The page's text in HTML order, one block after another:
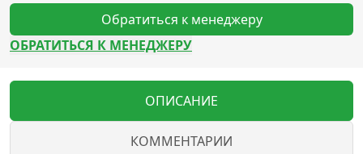
Обратиться к менеджеру
ОБРАТИТЬСЯ К МЕНЕДЖЕРУ
ОПИСАНИЕ
КОММЕНТАРИИ